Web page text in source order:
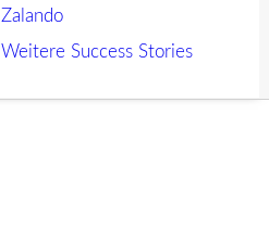
Zalando
Weitere Success Stories